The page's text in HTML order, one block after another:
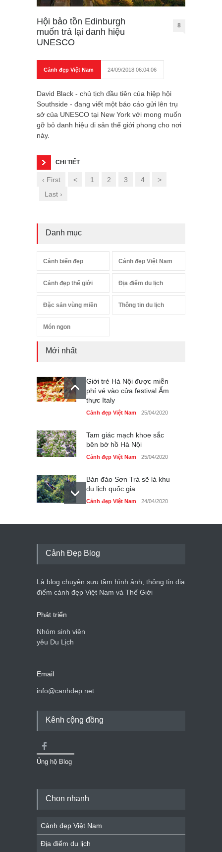
Hội bảo tồn Edinburgh
muốn trả lại danh hiệu
UNESCO
8
Cảnh đẹp Việt Nam 24/09/2018 06:04:06
David Black - chủ tịch đầu tiên của hiệp hội
Southside - đang viết một báo cáo gửi lên trụ
sở của UNESCO tại New York với mong muốn
gỡ bỏ danh hiệu di sản thế giới phong cho nơi
này.
CHI TIẾT
‹ First < 1 2 3 4
>
Last ›
Danh mục
Cảnh biển đẹp Cảnh đẹp Việt Nam
Cảnh đẹp thế giới Địa điểm du lịch
Đặc sản vùng miền Thông tin du lịch
Món ngon
Mới nhất
Giới trẻ Hà Nội được miễn
phí vé vào cửa festival Ẩm
thực Italy
Cảnh đẹp Việt Nam 25/04/2020
Tam giác mạch khoe sắc
bên bờ hồ Hà Nội
Cảnh đẹp Việt Nam 25/04/2020
Bán đảo Sơn Trà sẽ là khu
du lịch quốc gia
Cảnh đẹp Việt Nam 24/04/2020
Những món ăn đồng quê
nhà giáo tại Đầm Sen
Cảnh đẹp Việt Nam 25/04/2020
Cảnh Đẹp Blog
Là blog chuyên sưu tầm hình ảnh, thông tin địa
điểm cảnh đẹp Việt Nam và Thế Giới
Phát triển
Nhóm sinh viên
yêu Du Lịch
Email
info@canhdep.net
Kênh cộng đồng
Ủng hộ Blog
Chọn nhanh
Cảnh đẹp Việt Nam
Địa điểm du lịch